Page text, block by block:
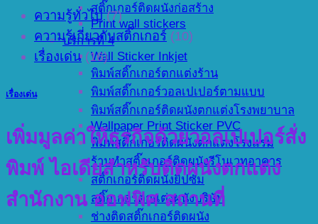
สติ๊กเกอร์ติดผนังก่อสร้าง
Print wall stickers
บริการที่ 4
Wall Sticker Inkjet
พิมพ์สติ๊กเกอร์ตกแต่งร้าน
พิมพ์สติ๊กเกอร์วอลเปเปอร์ตามแบบ
พิมพ์สติ๊กเกอร์ติดผนังตกแต่งโรงพยาบาล
Wallpaper Print Sticker PVC
พิมพ์สติ๊กเกอร์ติดผนังตกแต่งโรงแรม
ร้านทำสติ๊กเกอร์ติดผนังรีโนเวทอาคาร
สติ๊กเกอร์ติดผนังยิปซั่ม
สติ๊กเกอร์ตกแต่งผนังบริษัท
ช่างติดสติ๊กเกอร์ติดผนัง
ความรู้ทั่วไป(7)
ความรู้เกี่ยวกับสติ๊กเกอร์ (10)
เรื่องเด่น(16)
เรื่องเด่น
เพิ่มมูลค่าให้ธุรกิจด้วยวอลเปเปอร์สั่ง
พิมพ์ ไอเดียสำหรับติดผนังตกแต่ง
สำนักงาน ออฟฟิศ สถานที่